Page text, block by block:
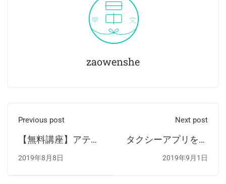
zaowenshe
Previous post
【無料講座】アテン
ドのための中国語
2019年8月8日
Next post
タクシーアプリを使
いこなすための中国
2019年9月1日